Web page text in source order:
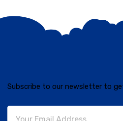
Subscribe to our newsletter to